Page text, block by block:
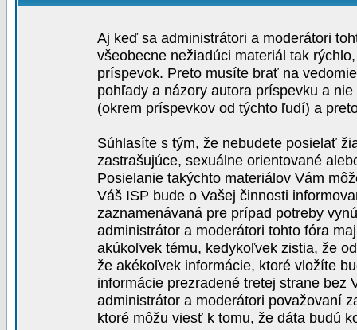
Aj keď sa administrátori a moderátori
všeobecne nežiadúci materiál tak
príspevok. Preto musíte brať na
pohľady a názory autora príspevku a
(okrem príspevkov od týchto ľudí) a
Súhlasíte s tým, že nebudete posielať
zastrašujúce, sexuálne orientované
Posielanie takýchto materiálov Vám
Váš ISP bude o Vašej činnosti
zaznamenávaná pre prípad potreby
administrátor a moderátori tohto fóra
akúkoľvek tému, kedykoľvek zistia, že
že akékoľvek informácie, ktoré vložíte
informácie prezradené tretej strane bez
administrátor a moderátori považovaní
ktoré môžu viesť k tomu, že dáta budú